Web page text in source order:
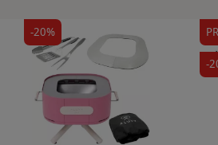
-20%
-